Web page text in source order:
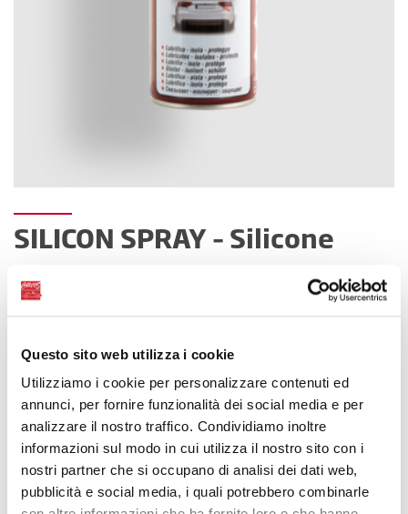
Questo sito web utilizza i cookie
Utilizziamo i cookie per personalizzare contenuti ed
annunci, per fornire funzionalità dei social media e per
analizzare il nostro traffico. Condividiamo inoltre
informazioni sul modo in cui utilizza il nostro sito con i
nostri partner che si occupano di analisi dei dati web,
pubblicità e social media, i quali potrebbero combinarle
SILICON SPRAY – Silicone
Spray